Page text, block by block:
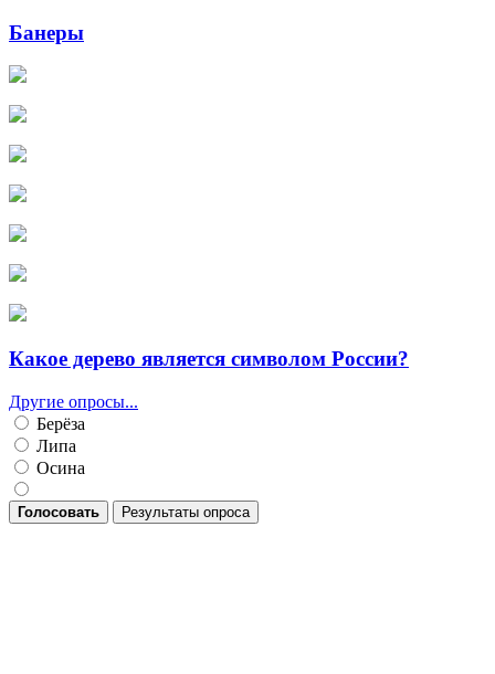
Банеры
Какое дерево является символом России?
Другие опросы...
Берёза
Липа
Осина
Голосовать Результаты опроса